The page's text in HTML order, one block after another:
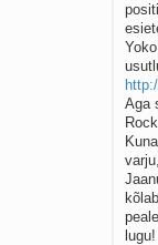
Ei
Laul
Üle
Aga
lugu!